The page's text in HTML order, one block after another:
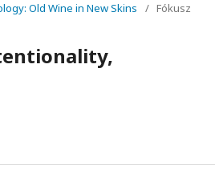
Old Wine in New Skins
/ Fókusz